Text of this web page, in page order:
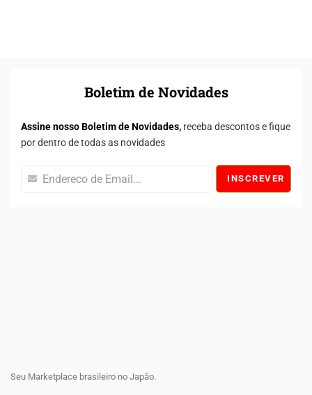
Boletim de Novidades
Assine nosso Boletim de Novidades, receba descontos e fique
por dentro de todas as novidades
INSCREVER
Seu Marketplace brasileiro no Japão.